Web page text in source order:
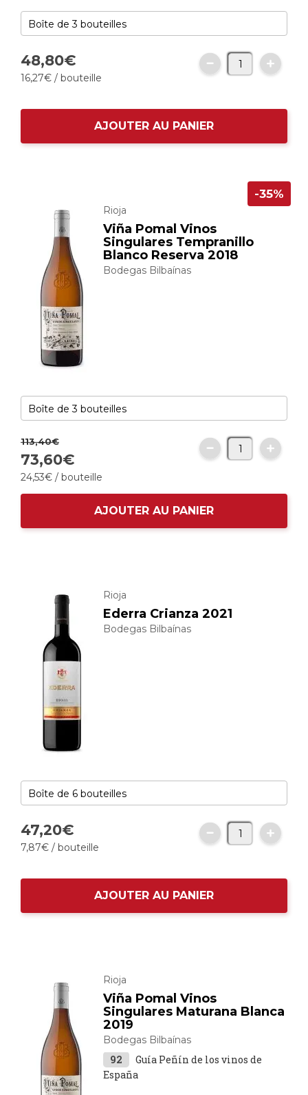
48,80€
16,27€ / bouteille
AJOUTER AU PANIER
Rioja
Viña Pomal Vinos
Singulares Tempranillo
Blanco Reserva 2018
Bodegas Bilbaínas
-35%
113,40€
73,60€
24,53€ / bouteille
AJOUTER AU PANIER
Rioja
Ederra Crianza 2021
Bodegas Bilbaínas
47,20€
7,87€ / bouteille
AJOUTER AU PANIER
Rioja
Viña Pomal Vinos
Singulares Maturana Blanca
2019
Bodegas Bilbaínas
92
Guía Peñín de los vinos de
España